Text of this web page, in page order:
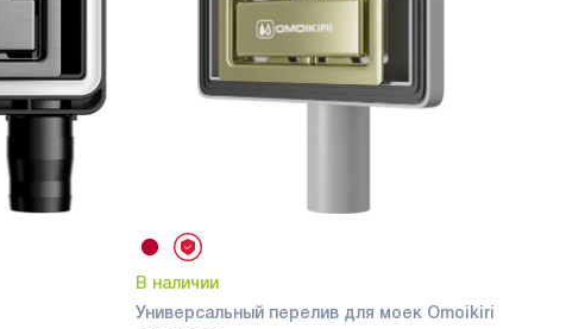
В наличии
Универсальный перелив для моек Omoikiri